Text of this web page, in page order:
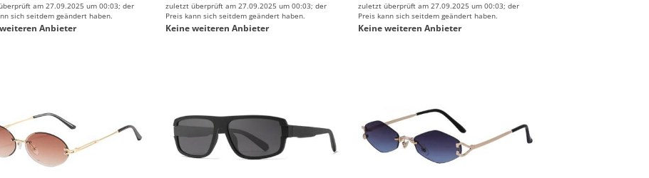
am 27.09.2025 um 00:03; der
sich seitdem geändert haben.
Anbieter
zuletzt überprüft am 27.09.2025 um 00:03; der
Preis kann sich seitdem geändert haben.
Keine weiteren Anbieter
zuletzt überprüft am 27.09.2025 um 00:03; der
Preis kann sich seitdem geändert haben.
Keine weiteren Anbieter